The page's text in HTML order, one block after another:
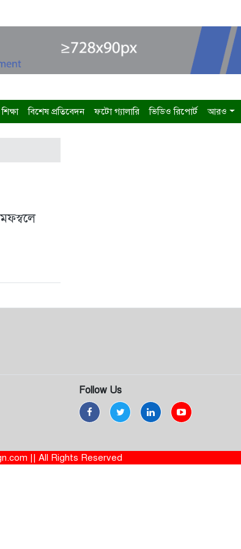
শিক্ষা বিশেষ প্রতিবেদন ফটো গ্যালারি ভিডিও রিপোর্ট আরও
Follow Us
|| All Rights Reserved